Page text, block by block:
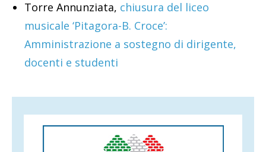
Torre Annunziata, chiusura del liceo
musicale ‘Pitagora-B. Croce’:
Amministrazione a sostegno di dirigente,
docenti e studenti